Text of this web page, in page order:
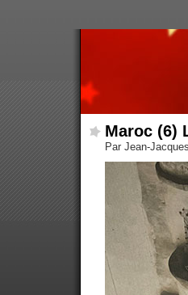
Maroc (6)
Par Jean-